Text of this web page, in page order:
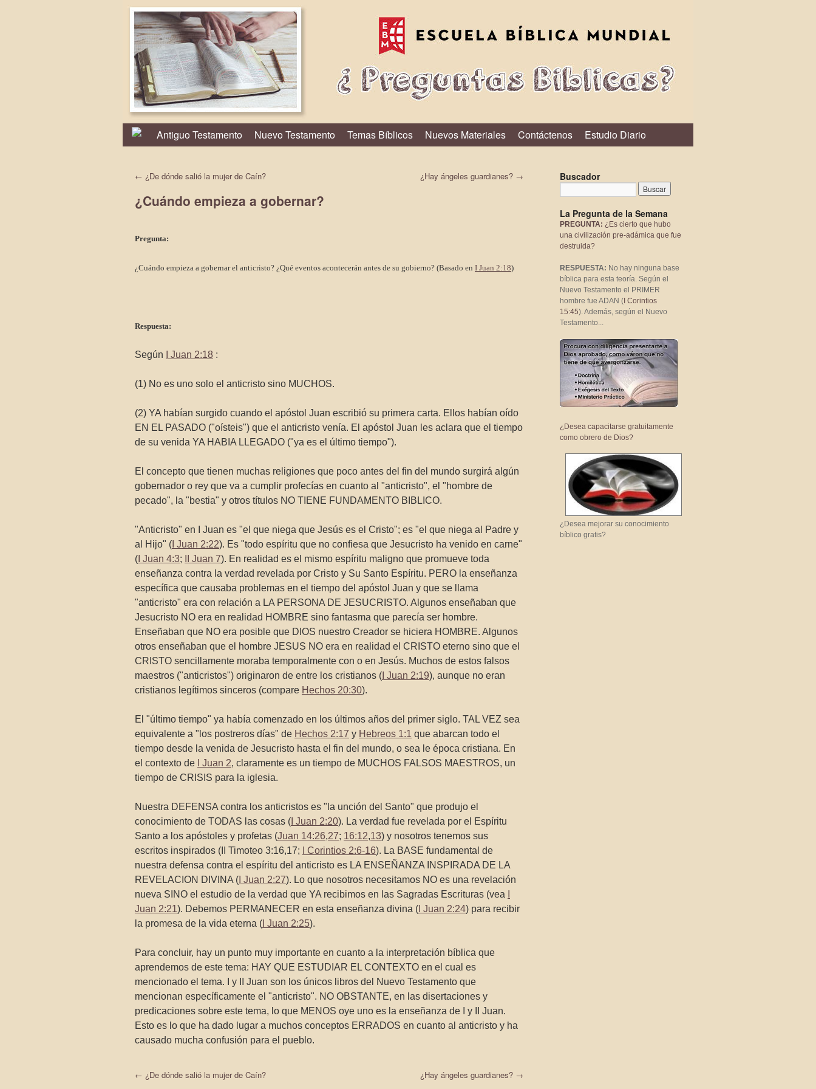
Antiguo Testamento Nuevo Testamento Temas Bíblicos Nuevos Materiales Contáctenos Estudio Diario
← ¿De dónde salió la mujer de Caín? ¿Hay ángeles guardianes? →
¿Cuándo empieza a gobernar?
Pregunta:
¿Cuándo empieza a gobernar el anticristo? ¿Qué eventos acontecerán antes de su gobierno? (Basado en I Juan 2:18)
Respuesta:
Según I Juan 2:18 :
(1) No es uno solo el anticristo sino MUCHOS.
(2) YA habían surgido cuando el apóstol Juan escribió su primera carta. Ellos habían oído
EN EL PASADO ("oísteis") que el anticristo venía. El apóstol Juan les aclara que el tiempo
de su venida YA HABIA LLEGADO ("ya es el último tiempo").
El concepto que tienen muchas religiones que poco antes del fin del mundo surgirá algún
gobernador o rey que va a cumplir profecías en cuanto al "anticristo", el "hombre de
pecado", la "bestia" y otros títulos NO TIENE FUNDAMENTO BIBLICO.
"Anticristo" en I Juan es "el que niega que Jesús es el Cristo"; es "el que niega al Padre y
al Hijo" ( I Juan 2:22). Es "todo espíritu que no confiesa que Jesucristo ha venido en carne"
( I Juan 4:3; II Juan 7). En realidad es el mismo espíritu maligno que promueve toda
enseñanza contra la verdad revelada por Cristo y Su Santo Espíritu. PERO la enseñanza
específica que causaba problemas en el tiempo del apóstol Juan y que se llama
"anticristo" era con relación a LA PERSONA DE JESUCRISTO. Algunos enseñaban que
Jesucristo NO era en realidad HOMBRE sino fantasma que parecía ser hombre.
Enseñaban que NO era posible que DIOS nuestro Creador se hiciera HOMBRE. Algunos
otros enseñaban que el hombre JESUS NO era en realidad el CRISTO eterno sino que el
CRISTO sencillamente moraba temporalmente con o en Jesús. Muchos de estos falsos
maestros ("anticristos") originaron de entre los cristianos ( I Juan 2:19), aunque no eran
cristianos legítimos sinceros (compare Hechos 20:30).
El "último tiempo" ya había comenzado en los últimos años del primer siglo. TAL VEZ sea
equivalente a "los postreros días" de Hechos 2:17 y Hebreos 1:1 que abarcan todo el
tiempo desde la venida de Jesucristo hasta el fin del mundo, o sea le época cristiana. En
el contexto de
I Juan 2, claramente es un tiempo de MUCHOS FALSOS MAESTROS, un
tiempo de CRISIS para la iglesia.
Nuestra DEFENSA contra los anticristos es "la unción del Santo" que produjo el
conocimiento de TODAS las cosas ( I Juan 2:20). La verdad fue revelada por el Espíritu
Santo a los apóstoles y profetas (Juan 14:26,27; 16:12,13) y nosotros tenemos sus
escritos inspirados (II Timoteo 3:16,17;
I Corintios 2:6-16). La BASE fundamental de
nuestra defensa contra el espíritu del anticristo es LA ENSEÑANZA INSPIRADA DE LA
REVELACION DIVINA ( I Juan 2:27). Lo que nosotros necesitamos NO es una revelación
nueva SINO el estudio de la verdad que YA recibimos en las Sagradas Escrituras (vea
Juan 2:21). Debemos PERMANECER en esta enseñanza divina ( I Juan 2:24) para recibir
la promesa de la vida eterna ( I Juan 2:25).
Para concluir, hay un punto muy importante en cuanto a la interpretación bíblica que
aprendemos de este tema: HAY QUE ESTUDIAR EL CONTEXTO en el cual es
mencionado el tema. I y II Juan son los únicos libros del Nuevo Testamento que
mencionan específicamente el "anticristo". NO OBSTANTE, en las disertaciones y
predicaciones sobre este tema, lo que MENOS oye uno es la enseñanza de I y II Juan.
Esto es lo que ha dado lugar a muchos conceptos ERRADOS en cuanto al anticristo y ha
causado mucha confusión para el pueblo.
← ¿De dónde salió la mujer de Caín? ¿Hay ángeles guardianes? →
Buscador
La Pregunta de la Semana
PREGUNTA: ¿Es cierto que hubo
una civilización pre-adámica que fue
destruida?
RESPUESTA: No hay ninguna base
bíblica para esta teoría. Según el
Nuevo Testamento el PRIMER
hombre fue ADAN ( I Corintios
15:45). Además, según el Nuevo
Testamento...
¿Desea capacitarse gratuitamente
como obrero de Dios?
¿Desea mejorar su conocimiento
bíblico gratis?